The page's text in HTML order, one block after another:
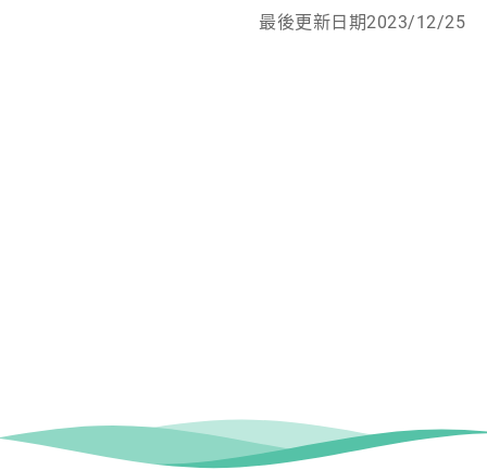
最後更新日期2023/12/25